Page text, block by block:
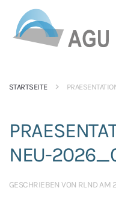
Skip to main content
STARTSEITE
NEU-
GESCHRIEBEN VON RLNDAM